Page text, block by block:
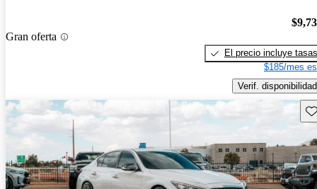
Gran oferta
El precio incluye tasas
$185/mes
Verif. disponibilidad